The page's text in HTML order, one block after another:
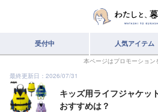
受付中 人気アイテム
本ページはプロモーション
最終更新日：2026/07/31
キッズ用ライフジャケッ
おすすめは？